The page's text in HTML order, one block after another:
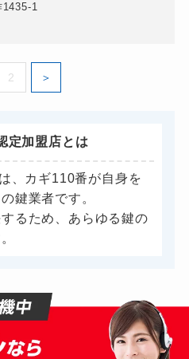
1435-1
2
定加盟店とは
、カギ110番が自身を
鍵業者です。
るため、あらゆる鍵の